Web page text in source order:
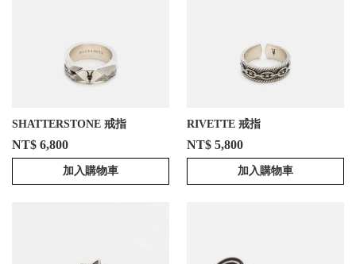
SHATTERSTONE 戒指
NT$ 6,800
加入購物車
RIVETTE 戒指
NT$ 5,800
加入購物車